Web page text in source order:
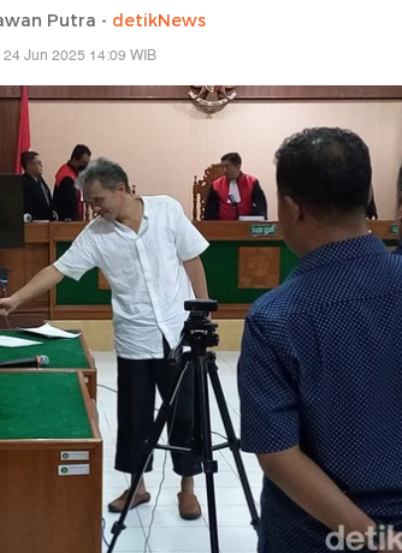
Putra - detikNews
Jun 2025 14:09 WIB